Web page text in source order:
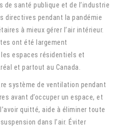
de santé publique et de l’industrie
directives pendant la pandémie
à mieux gérer l’air intérieur.
ont été largement
espaces résidentiels et
et partout au Canada.
système de ventilation pendant
avant d’occuper un espace, et
quitté, aide à éliminer toute
dans l’air. Éviter